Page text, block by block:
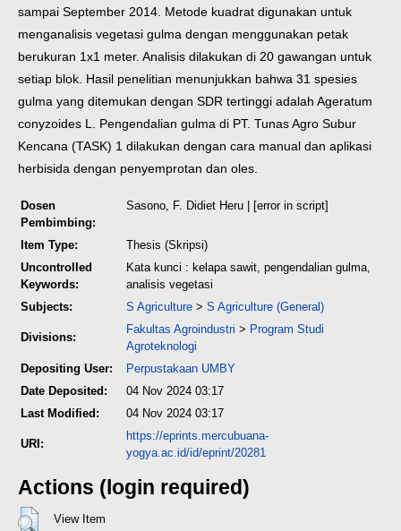
sampai September 2014. Metode kuadrat digunakan untuk
menganalisis vegetasi gulma dengan menggunakan petak
berukuran 1x1 meter. Analisis dilakukan di 20 gawangan untuk
setiap blok. Hasil penelitian menunjukkan bahwa 31 spesies
gulma yang ditemukan dengan SDR tertinggi adalah Ageratum
conyzoides L. Pengendalian gulma di PT. Tunas Agro Subur
Kencana (TASK) 1 dilakukan dengan cara manual dan aplikasi
herbisida dengan penyemprotan dan oles.
Dosen
Pembimbing:
Sasono, F. Didiet Heru | [error in script]
Item Type:
Thesis (Skripsi)
Uncontrolled
Keywords:
Kata kunci : kelapa sawit, pengendalian gulma,
analisis vegetasi
Subjects:
S Agriculture > S Agriculture (General)
Divisions:
Fakultas Agroindustri > Program Studi
Agroteknologi
Depositing User:
Perpustakaan UMBY
Date Deposited:
04 Nov 2024 03:17
Last Modified:
04 Nov 2024 03:17
URI:
https://eprints.mercubuana-
yogya.ac.id/id/eprint/20281
Actions (login required)
View Item